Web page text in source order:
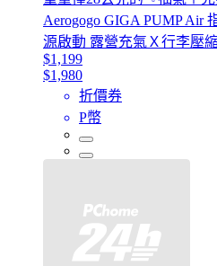
Aerogogo GIGA PUMP Air
源啟動 露營充氣Ｘ行李壓
$1,199
$1,980
折價券
P幣